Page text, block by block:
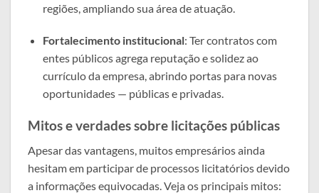
regiões, ampliando sua área de atuação.
Fortalecimento institucional: Ter contratos com
entes públicos agrega reputação e solidez ao
currículo da empresa, abrindo portas para novas
oportunidades — públicas e privadas.
Mitos e verdades sobre licitações públicas
Apesar das vantagens, muitos empresários ainda
hesitam em participar de processos licitatórios devido
a informações equivocadas. Veja os principais mitos: